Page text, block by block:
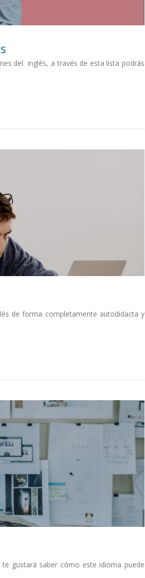
del inglés, a través de esta lista podrás
de forma completamente autodidacta y
gustará saber cómo este idioma puede